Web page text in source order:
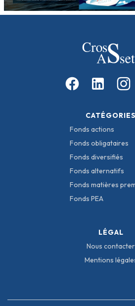
CATÉGORIES
Fonds actions
Fonds obligataires
Fonds diversifiés
Fonds alternatifs
Fonds matières
Fonds PEA
LÉGAL
Nous contacter
Mentions